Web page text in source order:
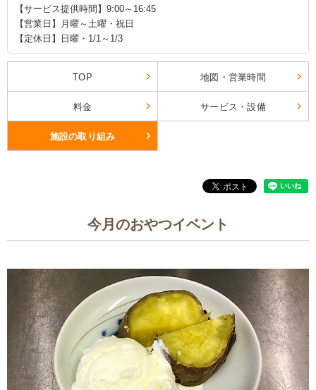
【サービス提供時間】9:00～16:45
【営業日】月曜～土曜・祝日
【定休日】日曜・1/1～1/3
TOP 地図・営業時間
料金 サービス・設備
施設の取り組み
今月のおやつイベント